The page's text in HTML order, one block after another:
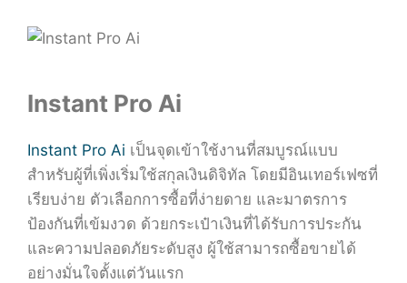
Instant Pro Ai
Instant Pro Ai เป็นจุดเข้าใช้งานที่สมบูรณ์แบบ
สำหรับผู้ที่เพิ่งเริ่มใช้สกุลเงินดิจิทัล โดยมีอินเทอร์เฟซที่
เรียบง่าย ตัวเลือกการซื้อที่ง่ายดาย และมาตรการ
ป้องกันที่เข้มงวด ด้วยกระเป๋าเงินที่ได้รับการประกัน
และความปลอดภัยระดับสูง ผู้ใช้สามารถซื้อขายได้
อย่างมั่นใจตั้งแต่วันแรก